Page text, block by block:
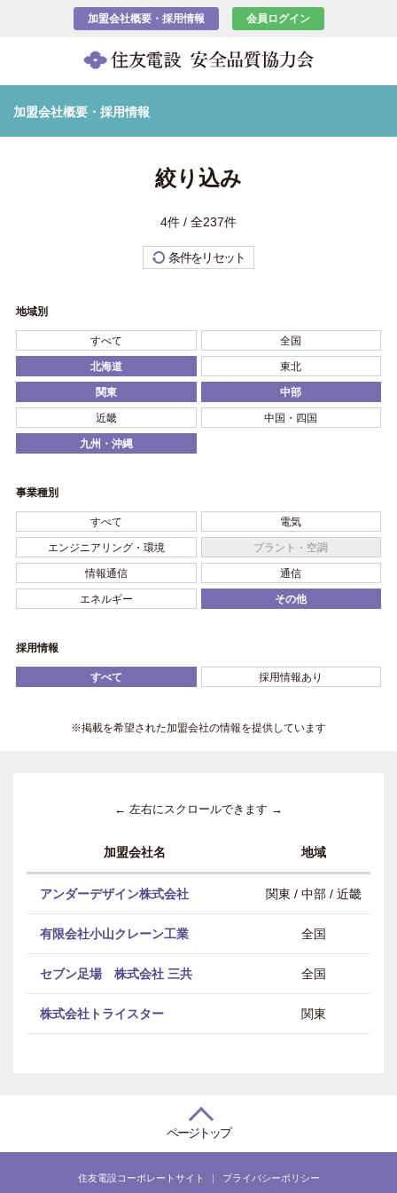
加盟会社概要・採用情報 会員ログイン
加盟会社概要・採用情報
絞り込み
4件 / 全237件
条件をリセット
地域別
すべて 全国
北海道 東北
関東 中部
近畿 中国・四国
九州・沖縄
事業種別
すべて 電気
エンジニアリング・環境 プラント・空調
情報通信 通信
エネルギー その他
採用情報
すべて 採用情報あり
※掲載を希望された加盟会社の情報を提供しています
← 左右にスクロールできます →
加盟会社名 地域
アンダーデザイン株式会社 関東 / 中部 / 近畿
有限会社小山クレーン工業 全国
セブン足場 株式会社 三共 全国
株式会社トライスター 関東
ページトップ
住友電設コーポレートサイト プライバシーポリシー